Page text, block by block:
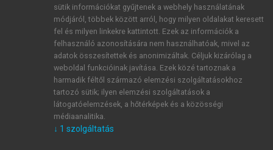
ÚJ FIÓK LÉTREHOZÁSA
1 óra díjmentes hozzáférés
E-MAIL-CÍM
sütik információkat gyűjtenek a webhely használatának
módjáról, többek között arról, hogy milyen oldalakat keresett
fel és milyen linkekre kattintott. Ezek az információk a
felhasználó azonosítására nem használhatóak, mivel az
adatok összesítettek és anonimizáltak. Céljuk kizárólag a
weboldal funkcióinak javítása. Ezek közé tartoznak a
harmadik féltől származó elemzési szolgáltatásokhoz
tartozó sütik; ilyen elemzési szolgáltatások a
látogatóelemzések, a hőtérképek és a közösségi
médiaanalitika.
↓ 1 szolgáltatás